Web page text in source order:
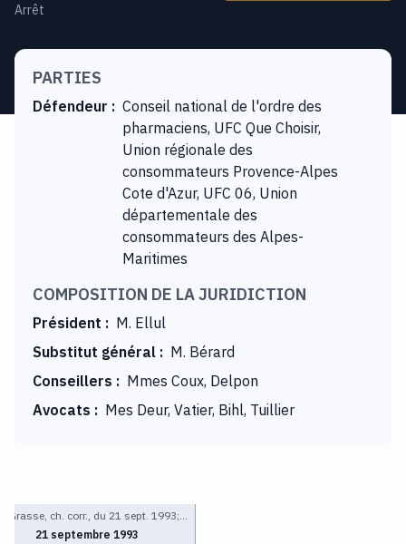
Arrêt
PARTIES
Défendeur : Conseil national de l'ordre des
pharmaciens, UFC Que Choisir,
Union régionale des
consommateurs Provence-Alpes
Cote d'Azur, UFC 06, Union
départementale des
consommateurs des Alpes-
Maritimes
COMPOSITION DE LA JURIDICTION
Président : M. Ellul
Substitut général : M. Bérard
Conseillers : Mmes Coux, Delpon
Avocats : Mes Deur, Vatier, Bihl, Tuillier
Grasse, ch. corr., du 21 sept. 1993;…
21 septembre 1993